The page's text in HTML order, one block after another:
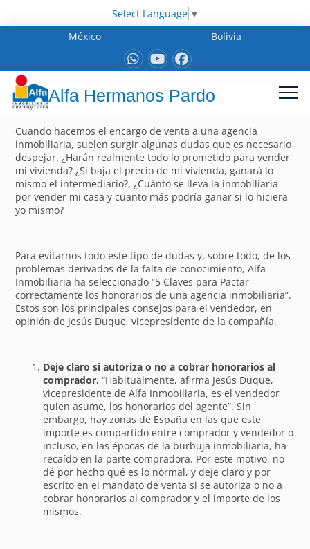
Select Language ▼
México
Bolivia
Alfa Hermanos Pardo
Cuando hacemos el encargo de venta a una agencia
inmobiliaria, suelen surgir algunas dudas que es necesario
despejar. ¿Harán realmente todo lo prometido para vender
mi vivienda? ¿Si baja el precio de mi vivienda, ganará lo
mismo el intermediario?, ¿Cuánto se lleva la inmobiliaria
por vender mi casa y cuanto más podría ganar si lo hiciera
yo mismo?
Para evitarnos todo este tipo de dudas y, sobre todo, de los
problemas derivados de la falta de conocimiento, Alfa
Inmobiliaria ha seleccionado “5 Claves para Pactar
correctamente los honorarios de una agencia inmobiliaria”.
Estos son los principales consejos para el vendedor, en
opinión de Jesús Duque, vicepresidente de la compañía.
Deje claro si autoriza o no a cobrar honorarios al
comprador. “Habitualmente, afirma Jesús Duque,
vicepresidente de Alfa Inmobiliaria, es el vendedor
quien asume, los honorarios del agente”. Sin
embargo, hay zonas de España en las que este
importe es compartido entre comprador y vendedor o
incluso, en las épocas de la burbuja inmobiliaria, ha
recaído en la parte compradora. Por este motivo, no
dé por hecho qué es lo normal, y deje claro y por
escrito en el mandato de venta si se autoriza o no a
cobrar honorarios al comprador y el importe de los
mismos.